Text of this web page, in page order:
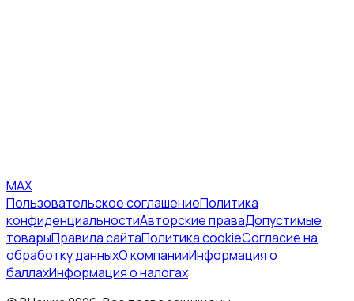
MAX
Пользовательское соглашениеПолитика
конфиденциальностиАвторские праваДопустимые
товарыПравила сайтаПолитика cookieСогласие на
обработку данныхО компанииИнформация о
баллахИнформация о налогах